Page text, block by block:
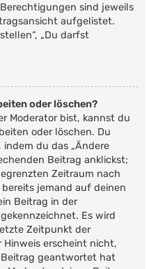
sind jeweils
aufgelistet.
„Du darfst
oder löschen?
Moderator bist, kannst du
oder löschen. Du
du das „Ändere
Beitrag anklickst;
Zeitraum nach
jemand auf deinen
Beitrag in der
Es wird
Zeitpunkt der
Hinweis erscheint nicht,
geantwortet hat